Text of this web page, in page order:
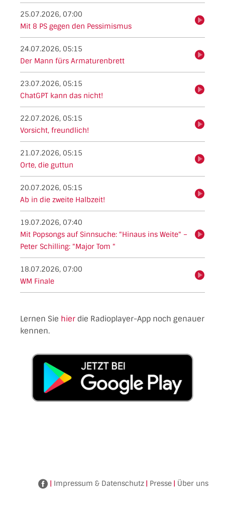
25.07.2026, 07:00
Mit 8 PS gegen den Pessimismus
24.07.2026, 05:15
Der Mann fürs Armaturenbrett
23.07.2026, 05:15
ChatGPT kann das nicht!
22.07.2026, 05:15
Vorsicht, freundlich!
21.07.2026, 05:15
Orte, die guttun
20.07.2026, 05:15
Ab in die zweite Halbzeit!
19.07.2026, 07:40
Mit Popsongs auf Sinnsuche: "Hinaus ins Weite" –
Peter Schilling: "Major Tom "
hören
18.07.2026, 07:00
WM Finale
Lernen Sie hier die Radioplayer-App noch genauer
kennen.
Facebook
| Impressum & Datenschutz | Presse | Über uns